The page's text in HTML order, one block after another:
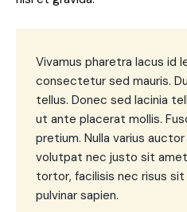
Vivamus pharetra lacus id
consectetur sed mauris.
tellus. Donec sed lacinia
ut ante placerat mollis.
pretium. Nulla varius
volutpat nec justo sit
tortor, facilisis nec risus
pulvinar sapien.